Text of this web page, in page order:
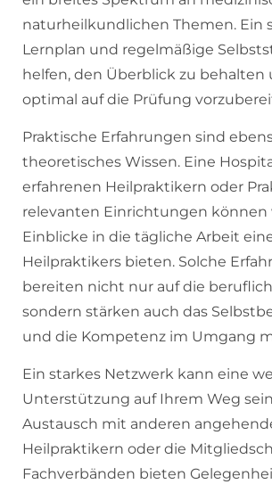
naturheilkundlichen Themen. Ein
Lernplan und regelmäßige
helfen, den Überblick zu behalten
optimal auf die Prüfung
Praktische Erfahrungen sind
theoretisches Wissen. Eine
erfahrenen Heilpraktikern oder
relevanten Einrichtungen können
Einblicke in die tägliche Arbeit
Heilpraktikers bieten. Solche
bereiten nicht nur auf die
sondern stärken auch das
und die Kompetenz im Umgang
Ein starkes Netzwerk kann eine
Unterstützung auf Ihrem Weg
Austausch mit anderen
Heilpraktikern oder die
Fachverbänden bieten